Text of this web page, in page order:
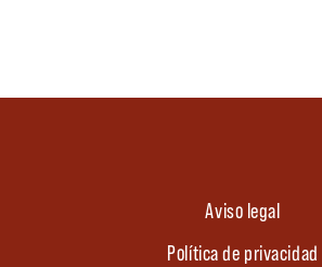
Aviso legal
Política de privacidad